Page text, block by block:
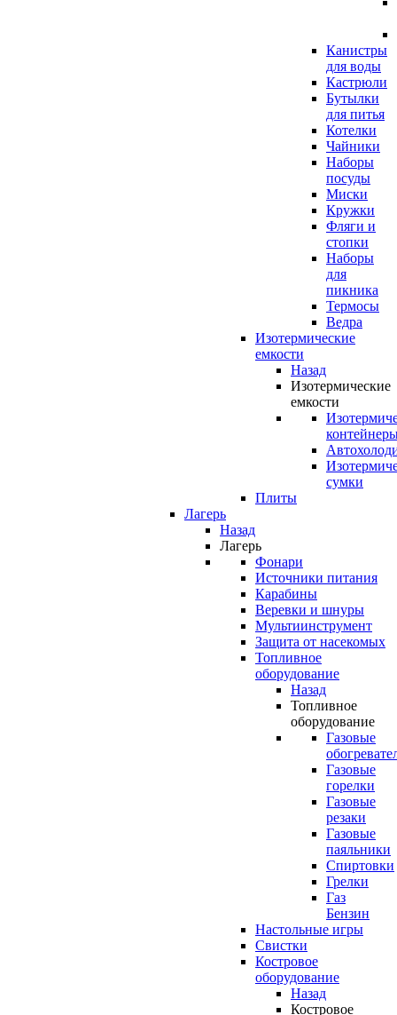
Канистры
для воды
Кастрюли
Бутылки
для питья
Котелки
Чайники
Наборы
посуды
Миски
Кружки
Фляги и
стопки
Наборы
для
пикника
Термосы
Ведра
Изотермические
емкости
Назад
Изотермические
емкости
сумки
Плиты
Лагерь
Назад
Лагерь
Фонари
Источники питания
Карабины
Веревки и шнуры
Мультиинструмент
Защита от насекомых
Топливное
оборудование
Назад
Топливное
оборудование
Газовые
Газовые
горелки
Газовые
резаки
Газовые
паяльники
Спиртовки
Грелки
Газ
Бензин
Настольные игры
Свистки
Костровое
оборудование
Назад
Костровое